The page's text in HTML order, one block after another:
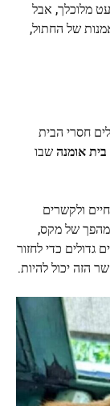
מלוכלך, אבל
של החתול,
חסרי הבית
בית אומנהשבו
ולקשרים
של מקס,
כדי לחזור
הזה יכול להיות.